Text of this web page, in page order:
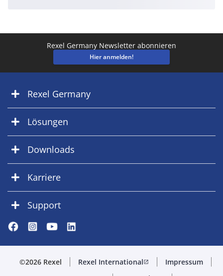
Rexel Germany Newsletter abonnieren
Hier anmelden!
Rexel Germany
Lösungen
Downloads
Karriere
Support
©2026 Rexel Rexel Internationalopen_in_new
Impressum